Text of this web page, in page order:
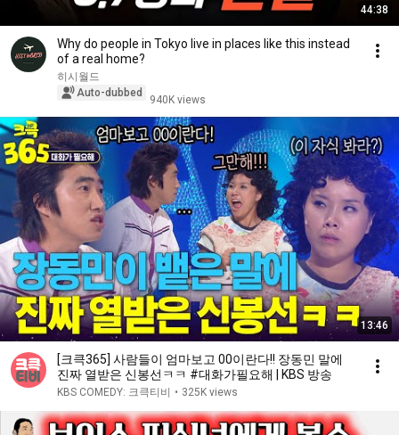
44:38
Why do people in Tokyo live in places like this instead
of a real home?
히시월드
Auto-dubbed
940K views
13:46
[크큭365] 사람들이 엄마보고 00이란다!! 장동민 말에
진짜 열받은 신봉선ㅋㅋ #대화가필요해 | KBS 방송
KBS COMEDY: 크큭티비 • 325K views